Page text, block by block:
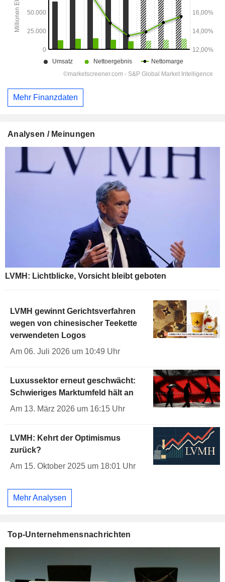
Mehr Finanzdaten
Analysen / Meinungen
LVMH: Lichtblicke, Vorsicht bleibt geboten
LVMH gewinnt Gerichtsverfahren
wegen von chinesischer Teekette
verwendeten Logos
Am 06. Juli 2026 um 10:49 Uhr
Luxussektor erneut geschwächt:
Schwieriges Marktumfeld hält an
Am 13. März 2026 um 16:15 Uhr
LVMH: Kehrt der Optimismus
zurück?
Am 15. Oktober 2025 um 18:01 Uhr
Mehr Analysen
Top-Unternehmensnachrichten